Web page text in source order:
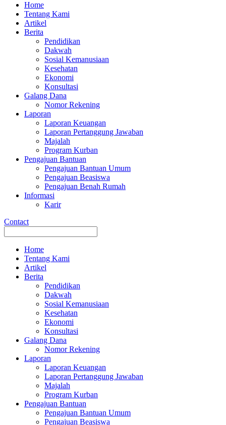
Home
Tentang Kami
Artikel
Berita
Pendidikan
Dakwah
Sosial Kemanusiaan
Kesehatan
Ekonomi
Konsultasi
Galang Dana
Nomor Rekening
Laporan
Laporan Keuangan
Laporan Pertanggung Jawaban
Majalah
Program Kurban
Pengajuan Bantuan
Pengajuan Bantuan Umum
Pengajuan Beasiswa
Pengajuan Benah Rumah
Informasi
Karir
Contact
Home
Tentang Kami
Artikel
Berita
Pendidikan
Dakwah
Sosial Kemanusiaan
Kesehatan
Ekonomi
Konsultasi
Galang Dana
Nomor Rekening
Laporan
Laporan Keuangan
Laporan Pertanggung Jawaban
Majalah
Program Kurban
Pengajuan Bantuan
Pengajuan Bantuan Umum
Pengajuan Beasiswa